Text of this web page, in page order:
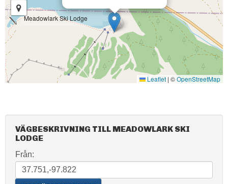
Meadowlark Ski Lodge
Leaflet | ©OpenStreetMap
VÄGBESKRIVNING TILL MEADOWLARK SKI
LODGE
Från: